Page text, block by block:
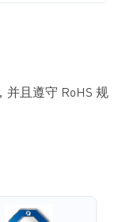
并且遵守 RoHS 规